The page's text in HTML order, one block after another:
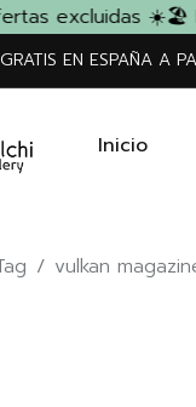
excluidas ☀️🏖️
EN ESPAÑA A
Inicio
/ vulkan